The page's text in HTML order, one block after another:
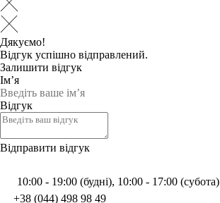
Дякуємо!
Відгук успішно відправлений.
Залишити відгук
Ім’я
Відгук
Відправити відгук
10:00 - 19:00 (будні), 10:00 - 17:00 (субота)
+38 (044) 498 98 49